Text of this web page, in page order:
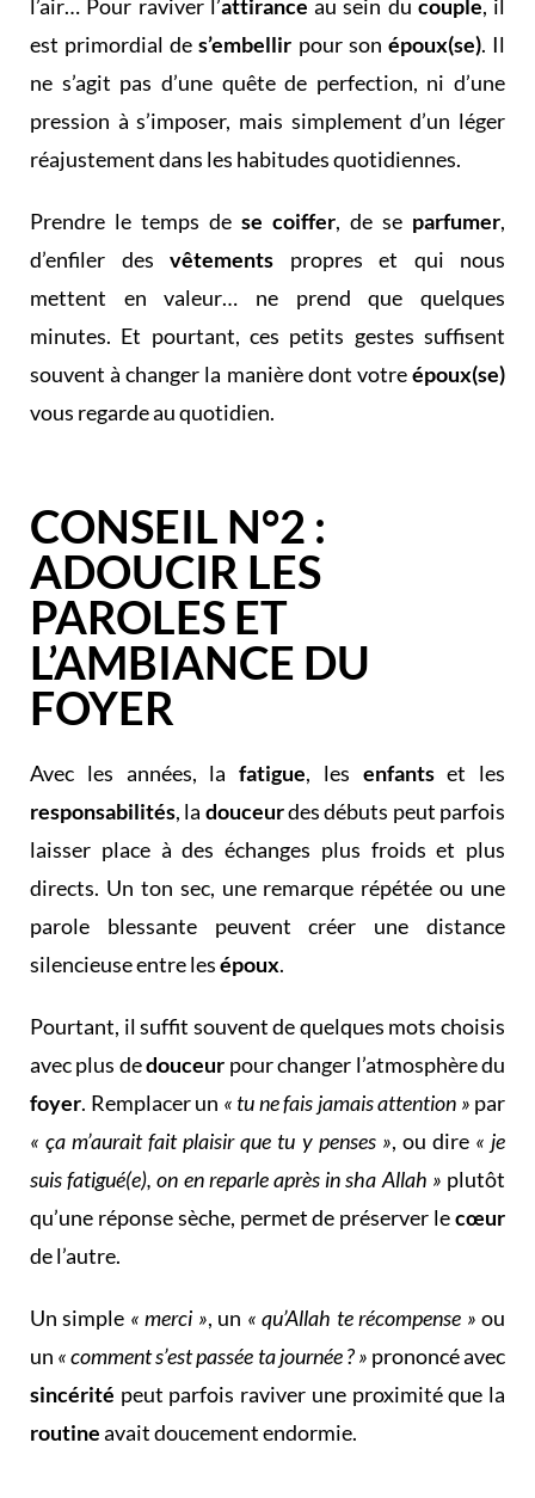
l’air… Pour raviver l’attirance au sein du couple, il
est primordial des’embellir pour son époux(se). Il
ne s’agit pas d’une quête de perfection, ni d’une
pression à s’imposer, mais simplement d’un léger
réajustement dans les habitudes quotidiennes.
Prendre le temps de se coiffer, de se parfumer,
d’enfiler des vêtements propres et qui nous
mettent en valeur… ne prend que quelques
minutes. Et pourtant, ces petits gestes suffisent
souvent à changer la manière dont votreépoux(se)
vous regarde au quotidien.
CONSEIL N°2 :
ADOUCIR LES
PAROLES ET
L’AMBIANCE DU
FOYER
Avec les années, la fatigue, les enfantset les
responsabilités, la douceurdes débuts peut parfois
laisser place à des échanges plus froids et plus
directs. Un ton sec, une remarque répétée ou une
parole blessante peuvent créer une distance
silencieuse entre lesépoux.
Pourtant, il suffit souvent de quelques mots choisis
avec plus dedouceur pour changer l’atmosphère du
foyer. Remplacer un « tu ne fais jamais attention » par
« ça m’aurait fait plaisir que tu y penses », ou dire « je
suis fatigué(e), on en reparle après in sha Allah » plutôt
qu’une réponse sèche, permet de préserver lecœur
de l’autre.
Un simple « merci », un « qu’Allah te récompense » ou
un « comment s’est passée ta journée ? » prononcé avec
sincérité peut parfois raviver une proximité que la
routineavait doucement endormie.